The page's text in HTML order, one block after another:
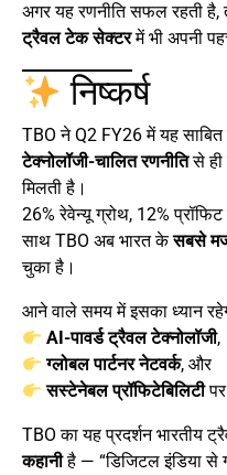
अगर यह रणनीति सफल रहती है,
ट्रैवल टेक सेक्टरमें भी अपनी
निष्कर्ष
TBO ने Q2 FY26 में यह
टेक्नोलॉजी-चालित रणनीतिसे ही
मिलती है।
26% रेवेन्यू ग्रोथ, 12%
साथ TBO अब भारत केसबसे
चुका है।
आने वाले समय में इसका ध्यान
AI-पावर्ड ट्रैवल टेक्नोलॉजी,
ग्लोबल पार्टनर नेटवर्क, और
सस्टेनेबल प्रॉफिटेबिलिटी
TBO का यह प्रदर्शन भारतीय
कहानीहै — “डिजिटल इंडिया से